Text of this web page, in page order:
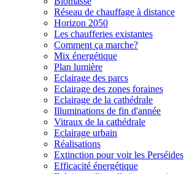
Réseau de chauffage à distance
Horizon 2050
Les chaufferies existantes
Comment ça marche?
Mix énergétique
Plan lumière
Eclairage des parcs
Eclairage des zones foraines
Eclairage de la cathédrale
Illuminations de fin d'année
Vitraux de la cathédrale
Eclairage urbain
Réalisations
Extinction pour voir les Perséides
Efficacité énergétique